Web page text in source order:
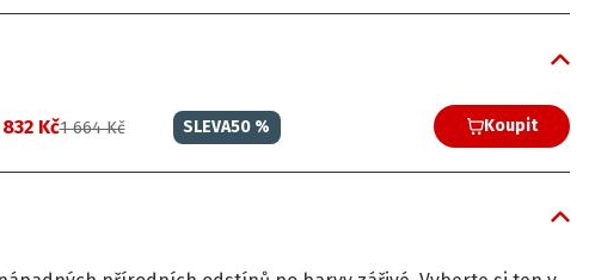
832 Kč1 664 Kč SLEVA50% Koupit